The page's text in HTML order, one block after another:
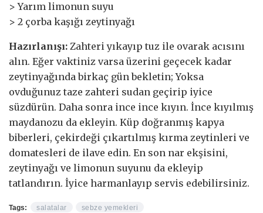
> Yarım limonun suyu
> 2 çorba kaşığı zeytinyağı
Hazırlanışı: Zahteri yıkayıp tuz ile ovarak acısını
alın. Eğer vaktiniz varsa üzerini geçecek kadar
zeytinyağında birkaç gün bekletin; Yoksa
ovduğunuz taze zahteri sudan geçirip iyice
süzdürün. Daha sonra ince ince kıyın. İnce kıyılmış
maydanozu da ekleyin. Küp doğranmış kapya
biberleri, çekirdeği çıkartılmış kırma zeytinleri ve
domatesleri de ilave edin. En son nar ekşisini,
zeytinyağı ve limonun suyunu da ekleyip
tatlandırın. İyice harmanlayıp servis edebilirsiniz.
Tags: salatalar sebze yemekleri